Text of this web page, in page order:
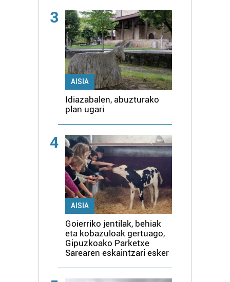
3
AISIA
Idiazabalen, abuzturako
plan ugari
4
AISIA
Goierriko jentilak, behiak
eta kobazuloak gertuago,
Gipuzkoako Parketxe
Sarearen eskaintzari esker